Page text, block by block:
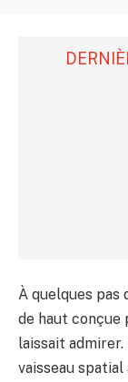
À quelques pas
de haut conçue
laissait
vaisseau